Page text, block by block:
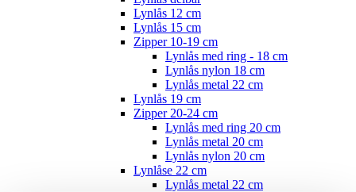
Lynlås 12 cm
Lynlås 15 cm
Zipper 10-19 cm
Lynlås med ring - 18 cm
Lynlås nylon 18 cm
Lynlås metal 22 cm
Lynlås 19 cm
Zipper 20-24 cm
Lynlås med ring 20 cm
Lynlås metal 20 cm
Lynlås nylon 20 cm
Lynlåse 22 cm
Lynlås metal 22 cm